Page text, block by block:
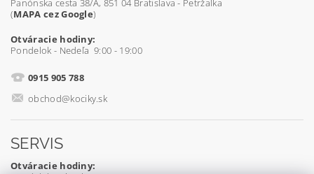
Panónska cesta 38/A, 851 04 Bratislava - Petržalka
(MAPA cez Google)
Otváracie hodiny:
Pondelok - Nedeľa 9:00 - 19:00
0915 905 788
obchod@kociky.sk
SERVIS
Otváracie hodiny: